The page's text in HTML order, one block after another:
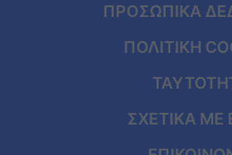
ΠΡΟΣΩΠΙΚΑ
ΠΟΛΙΤΙΚΗ
ΣΧΕΤΙΚΑ ΜΕ